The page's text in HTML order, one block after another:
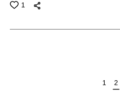
1
1 2